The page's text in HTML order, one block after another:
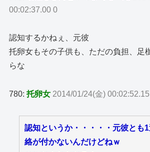
00:02:37.00 0
認知するかねぇ、元彼
托卵女もその子供も、ただの負担、足
らな
780:托卵女 2014/01/24(金)
認知というか・・・・・元彼とも
絡が付かないんだけどねｗ